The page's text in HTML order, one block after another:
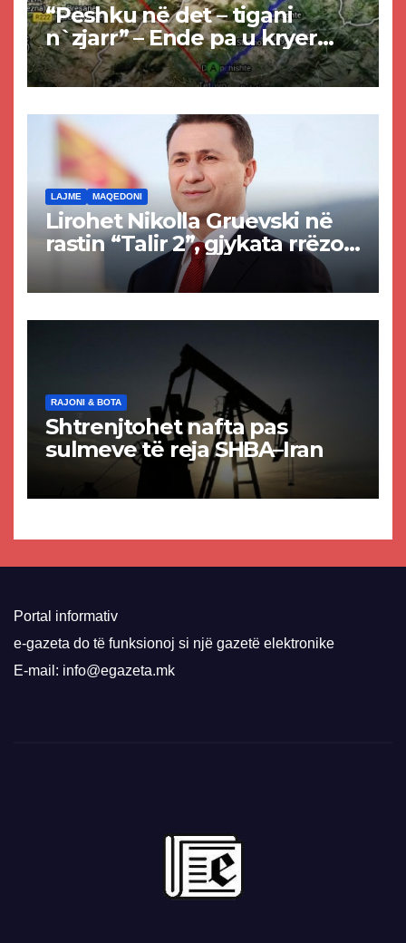
“Peshku në det – tigani
n`zjarr” – Ende pa u kryer
projekti i tunelit, komuna e
Tetovës nis punimet për
LAJME MAQEDONI
Lirohet Nikolla Gruevski në
rastin “Talir 2”, gjykata rrëzon
akuzat për ndërtimin e
paligjshëm të selisë së
RAJONI & BOTA
Shtrenjtohet nafta pas
sulmeve të reja SHBA–Iran
Portal informativ
e-gazeta do të funksionoj si një gazetë elektronike
E-mail: info@egazeta.mk